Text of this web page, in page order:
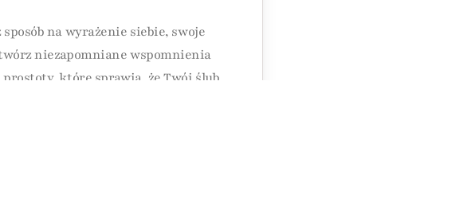
na wyrażenie siebie, swoje
niezapomniane wspomnienia
które sprawią, że Twój ślub